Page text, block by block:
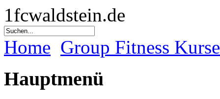
1fcwaldstein.de
Home Group Fitness Kurse
Hauptmenü